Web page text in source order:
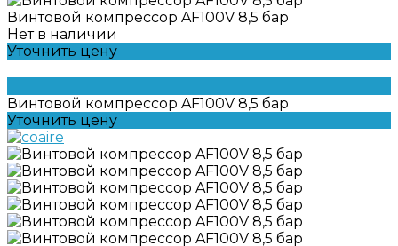
Винтовой компрессор AF100V 8,5 бар
Нет в наличии
Уточнить цену
Винтовой компрессор AF100V 8,5 бар
Уточнить цену